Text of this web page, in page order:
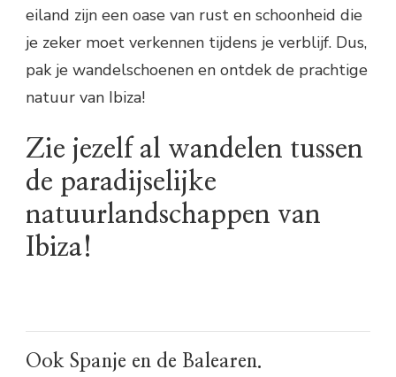
eiland zijn een oase van rust en schoonheid die
je zeker moet verkennen tijdens je verblijf. Dus,
pak je wandelschoenen en ontdek de prachtige
natuur van Ibiza!
Zie jezelf al wandelen tussen
de paradijselijke
natuurlandschappen van
Ibiza!
Ook Spanje en de Balearen.